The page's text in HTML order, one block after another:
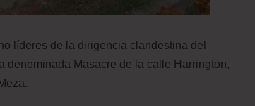
líderes de la dirigencia clandestina del
denominada Masacre de la calle Harrington,